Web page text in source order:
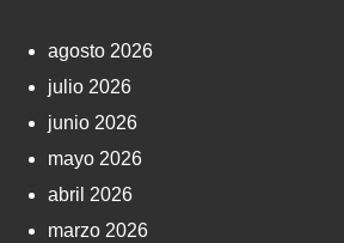
agosto 2026
julio 2026
junio 2026
mayo 2026
abril 2026
marzo 2026